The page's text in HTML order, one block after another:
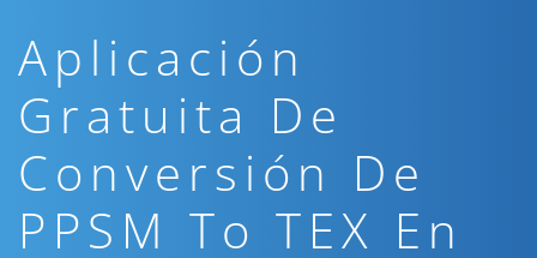
Aplicación
Gratuita De
Conversión De
PPSM To TEX En